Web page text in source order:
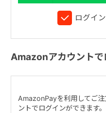
ログイ
Amazonアカウントで
AmazonPayを利用してご
ントでログインができます。